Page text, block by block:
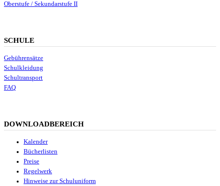
Oberstufe / Sekundarstufe II
SCHULE
Gebührensätze
Schulkleidung
Schultransport
FAQ
DOWNLOADBEREICH
Kalender
Bücherlisten
Preise
Regelwerk
Hinweise zur Schuluniform